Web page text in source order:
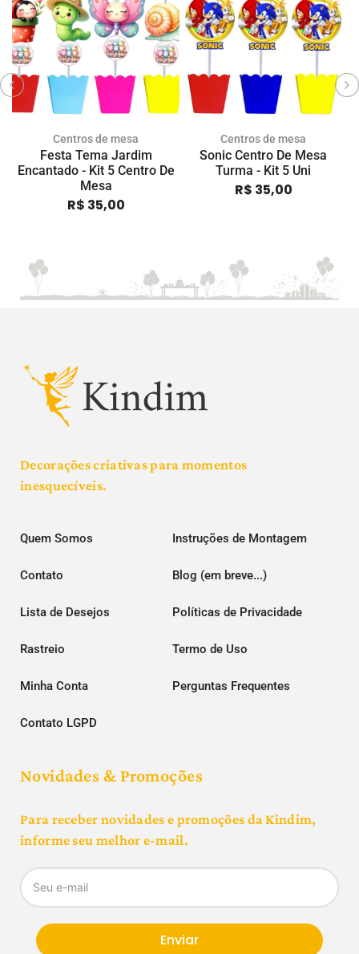
Centros de mesa
Festa Tema Jardim
Encantado - Kit 5 Centro De
Mesa
R$ 35,00
Centros de mesa
Sonic Centro De Mesa
Turma - Kit 5 Uni
R$ 35,00
Decorações criativas para momentos
inesquecíveis.
Quem Somos Instruções de Montagem
Contato Blog (em breve...)
Lista de Desejos Políticas de Privacidade
Rastreio Termo de Uso
Minha Conta Perguntas Frequentes
Contato LGPD
Novidades & Promoções
Para receber novidades e promoções da Kindim,
informe seu melhor e-mail.
Enviar